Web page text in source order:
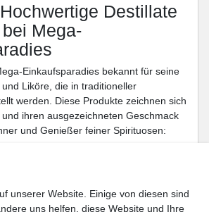
Destillate
Mega-
Einkaufsparadies bekannt für seine
Liköre, die in traditioneller
werden. Diese Produkte zeichnen sich
ihren ausgezeichneten Geschmack
und Genießer feiner Spirituosen:
Früchten, bieten diese Edelbrände ein
Essen oder als Basis für exklusive
unserer Website. Einige von diesen sind
uns helfen, diese Website und Ihre